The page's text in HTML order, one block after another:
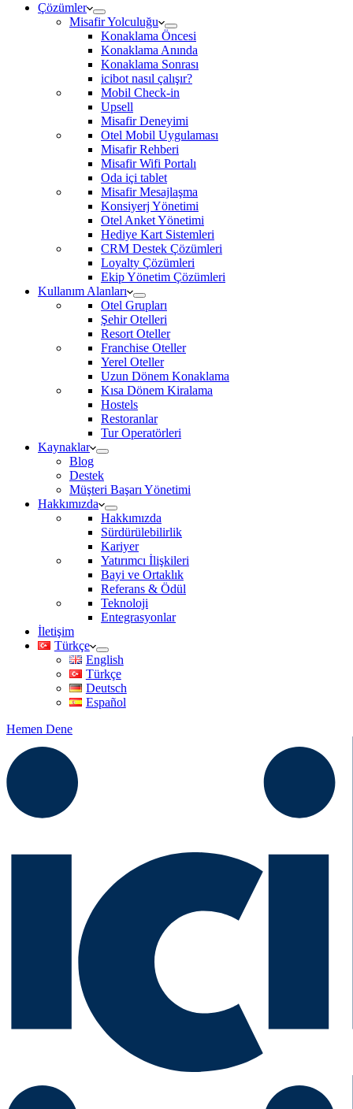
Çözümler
Misafir Yolculuğu
Konaklama Öncesi
Konaklama Anında
Konaklama Sonrası
icibot nasıl çalışır?
Mobil Check-in
Upsell
Misafir Deneyimi
Otel Mobil Uygulaması
Misafir Rehberi
Misafir Wifi Portalı
Oda içi tablet
Misafir Mesajlaşma
Konsiyerj Yönetimi
Otel Anket Yönetimi
Hediye Kart Sistemleri
CRM Destek Çözümleri
Loyalty Çözümleri
Ekip Yönetim Çözümleri
Kullanım Alanları
Otel Grupları
Şehir Otelleri
Resort Oteller
Franchise Oteller
Yerel Oteller
Uzun Dönem Konaklama
Kısa Dönem Kiralama
Hostels
Restoranlar
Tur Operatörleri
Kaynaklar
Blog
Destek
Müşteri Başarı Yönetimi
Hakkımızda
Hakkımızda
Sürdürülebilirlik
Kariyer
Yatırımcı İlişkileri
Bayi ve Ortaklık
Referans & Ödül
Teknoloji
Entegrasyonlar
İletişim
Türkçe
English
Türkçe
Deutsch
Español
Hemen Dene